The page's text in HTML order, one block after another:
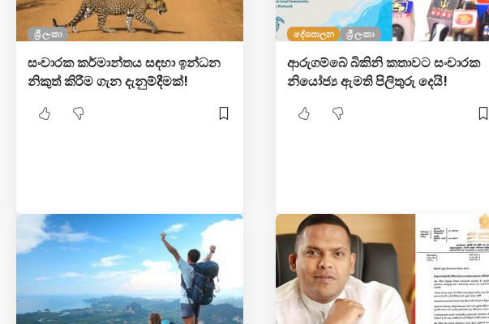
ශ්‍රී ලංකා
සංචාරක කර්මාන්තය සඳහා ඉන්ධන
නිකුත් කිරීම ගැන දැනුම්දීමක්!
දේශපාලන ශ්‍රී ලංකා
ආරුගම්බේ බිකිනි කතාවට සංචාරක
නියෝජ්‍ය ඇමති පිලිතුරු දෙයි!